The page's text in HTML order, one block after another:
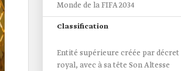
Monde de la FIFA 2034
Classification
Entité supérieure créée par décret
royal, avec à sa tête Son Altesse